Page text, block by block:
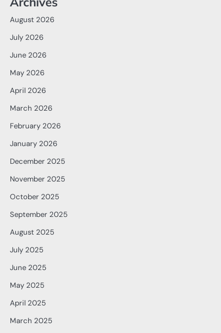
August 2026
July 2026
June 2026
May 2026
April 2026
March 2026
February 2026
January 2026
December 2025
November 2025
October 2025
September 2025
August 2025
July 2025
June 2025
May 2025
April 2025
March 2025